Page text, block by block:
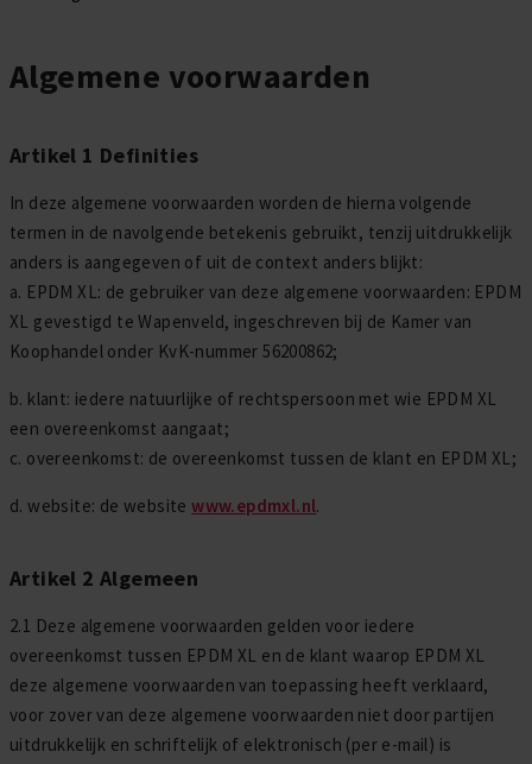
Zelfklevend EPDM
EPDM stroken
Daktrim Schroeven
Ontluchtingen
Kabeldoorvoeren
Bladvangers
Algemene voorwaarden
Artikel 1 Definities
In deze algemene voorwaarden worden de hierna volgende
termen in de navolgende betekenis gebruikt, tenzij uitdrukkelijk
anders is aangegeven of uit de context anders blijkt:
a. EPDM XL: de gebruiker van deze algemene voorwaarden: EPDM
XL gevestigd te Wapenveld, ingeschreven bij de Kamer van
Koophandel onder KvK-nummer 56200862;
b. klant: iedere natuurlijke of rechtspersoon met wie EPDM XL
een overeenkomst aangaat;
c. overeenkomst: de overeenkomst tussen de klant en EPDM XL;
d. website: de websitewww.epdmxl.nl.
Artikel 2 Algemeen
2.1 Deze algemene voorwaarden gelden voor iedere
overeenkomst tussen EPDM XL en de klant waarop EPDM XL
deze algemene voorwaarden van toepassing heeft verklaard,
voor zover van deze algemene voorwaarden niet door partijen
uitdrukkelijk en schriftelijk of elektronisch (per e-mail) is